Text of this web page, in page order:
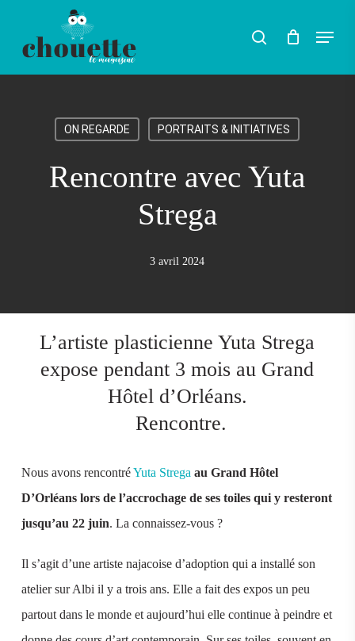
Rechercher
search Menu
ON REGARDE PORTRAITS & INITIATIVES
Rencontre avec Yuta
Strega
3 avril 2024
L’artiste plasticienne Yuta Strega
expose pendant 3 mois au Grand
Hôtel d’Orléans.
Rencontre.
Nous avons rencontréYuta Strega au Grand Hôtel
D’Orléans lors de l’accrochage de ses toiles qui y resteront
jusqu’au 22 juin. La connaissez-vous ?
Il s’agit d’une artiste najacoise d’adoption qui a installé son
atelier sur Albi il y a trois ans. Elle a fait des expos un peu
partout dans le monde et aujourd’hui elle continue à peindre et